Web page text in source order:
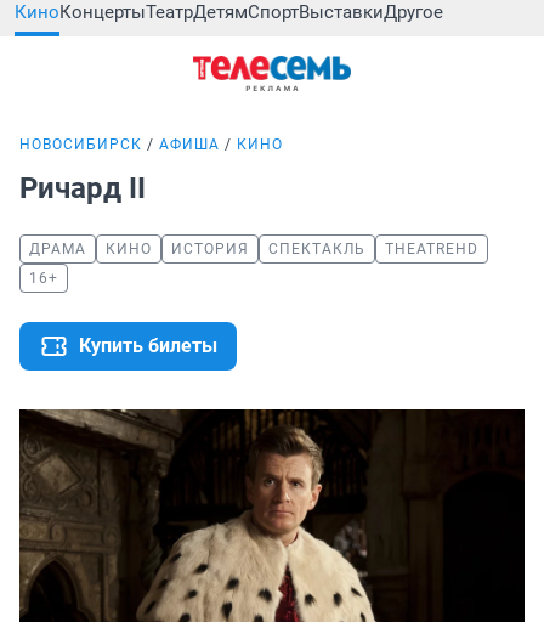
КиноКонцертыТеатрДетямСпортВыставкиДругое
НОВОСИБИРСК АФИША КИНО
Ричард II
ДРАМА КИНО ИСТОРИЯ СПЕКТАКЛЬ
THEATREHD
16+
Купить билеты